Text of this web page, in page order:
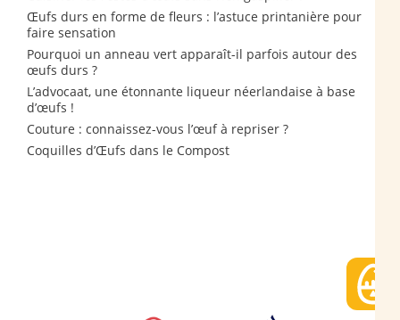
Œufs durs en forme de fleurs : l’astuce printanière pour
faire sensation
Pourquoi un anneau vert apparaît-il parfois autour des
œufs durs ?
L’advocaat, une étonnante liqueur néerlandaise à base
d’œufs !
Couture : connaissez-vous l’œuf à repriser ?
Coquilles d’Œufs dans le Compost